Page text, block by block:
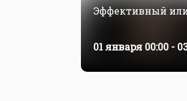
Эффективный
01 января 00:00 -